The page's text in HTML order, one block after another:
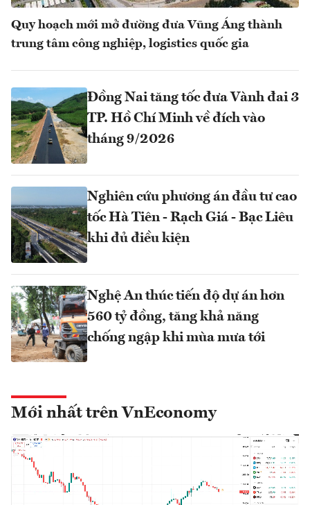
Quy hoạch mới mở đường đưa Vũng Áng thành
trung tâm công nghiệp, logistics quốc gia
Đồng Nai tăng tốc đưa Vành đai 3
TP. Hồ Chí Minh về đích vào
tháng 9/2026
Nghiên cứu phương án đầu tư cao
tốc Hà Tiên - Rạch Giá - Bạc Liêu
khi đủ điều kiện
Nghệ An thúc tiến độ dự án hơn
560 tỷ đồng, tăng khả năng
chống ngập khi mùa mưa tới
Mới nhất trên VnEconomy